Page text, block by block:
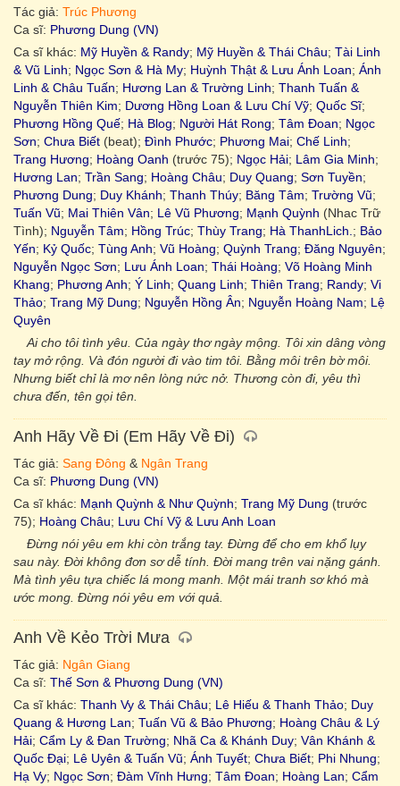
Tác giả: Trúc Phương
Ca sĩ: Phương Dung (VN)
Ca sĩ khác: Mỹ Huyền & Randy; Mỹ Huyền & Thái Châu; Tài Linh
& Vũ Linh; Ngọc Sơn & Hà My; Huỳnh Thật & Lưu Ánh Loan; Ánh
Linh & Châu Tuấn; Hương Lan & Trường Linh; Thanh Tuấn &
Nguyễn Thiên Kim; Dương Hồng Loan & Lưu Chí Vỹ; Quốc Sĩ;
Phương Hồng Quế; Hà Blog; Người Hát Rong; Tâm Đoan; Ngọc
Sơn; Chưa Biết (beat); Đình Phước; Phương Mai; Chế Linh;
Trang Hương; Hoàng Oanh (trước 75); Ngọc Hải; Lâm Gia Minh;
Hương Lan; Trần Sang; Hoàng Châu; Duy Quang; Sơn Tuyền;
Phương Dung; Duy Khánh; Thanh Thúy; Băng Tâm; Trường Vũ;
Tuấn Vũ; Mai Thiên Vân; Lê Vũ Phương; Mạnh Quỳnh (Nhac Trữ
Tình); Nguyễn Tâm; Hồng Trúc; Thùy Trang; Hà ThanhLich. ; Bảo
Yến; Kỷ Quốc; Tùng Anh; Vũ Hoàng; Quỳnh Trang; Đăng Nguyên;
Nguyễn Ngọc Sơn; Lưu Ánh Loan; Thái Hoàng; Võ Hoàng Minh
Khang; Phương Anh; Ý Linh; Quang Linh; Thiên Trang; Randy; Vi
Thảo; Trang Mỹ Dung; Nguyễn Hồng Ân; Nguyễn Hoàng Nam; Lệ
Quyên
Ai cho tôi tình yêu. Của ngày thơ ngày mộng. Tôi xin dâng vòng
tay mở rộng. Và đón người đi vào tim tôi. Bằng môi trên bờ môi.
Nhưng biết chỉ là mơ nên lòng nức nở. Thương còn đi, yêu thì
chưa đến, tên gọi tên.
Anh Hãy Về Đi (Em Hãy Về Đi)
Tác giả: Sang Đông & Ngân Trang
Ca sĩ: Phương Dung (VN)
Ca sĩ khác: Mạnh Quỳnh & Như Quỳnh; Trang Mỹ Dung (trước
75); Hoàng Châu; Lưu Chí Vỹ & Lưu Anh Loan
Đừng nói yêu em khi còn trắng tay. Đừng để cho em khổ lụy
sau này. Đời không đơn sơ dễ tính. Đời mang trên vai nặng gánh.
Mà tình yêu tựa chiếc lá mong manh. Một mái tranh sơ khó mà
ước mong. Đừng nói yêu em với quả.
Anh Về Kẻo Trời Mưa
Tác giả: Ngân Giang
Ca sĩ: Thế Sơn & Phương Dung (VN)
Ca sĩ khác: Thanh Vy & Thái Châu; Lê Hiếu & Thanh Thảo; Duy
Quang & Hương Lan; Tuấn Vũ & Bảo Phương; Hoàng Châu & Lý
Hải; Cẩm Ly & Đan Trường; Nhã Ca & Khánh Duy; Vân Khánh &
Quốc Đại; Lê Uyên & Tuấn Vũ; Ánh Tuyết; Chưa Biết; Phi Nhung;
Hạ Vy; Ngọc Sơn; Đàm Vĩnh Hưng; Tâm Đoan; Hoàng Lan; Cẩm